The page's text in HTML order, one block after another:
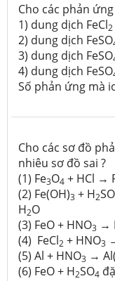
Cho các phản
1) dung dịch FeCl2
2) dung dịch FeSO
3) dung dịch FeSO
4) dung dịch FeSO
Số phản ứng mà
Cho các sơ đồ
nhiêu sơ đồ sai ?
(1) Fe3O4 + HCl →
(2) Fe(OH)3 + H2SO
H2O
(3) FeO + HNO3 →
(4) FeCl2 + HNO3
(5) Al + HNO3 →
(6) FeO + H2SO4